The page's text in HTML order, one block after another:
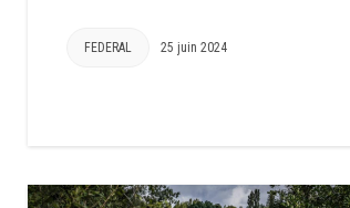
FEDERAL 25 juin 2024